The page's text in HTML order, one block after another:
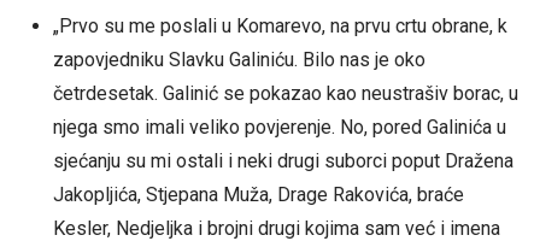
„Prvo su me poslali u Komarevo, na prvu crtu obrane, k
zapovjedniku Slavku Galiniću. Bilo nas je oko
četrdesetak. Galinić se pokazao kao neustrašiv borac, u
njega smo imali veliko povjerenje. No, pored Galinića u
sjećanju su mi ostali i neki drugi suborci poput Dražena
Jakopljića, Stjepana Muža, Drage Rakovića, braće
Kesler, Nedjeljka i brojni drugi kojima sam već i imena